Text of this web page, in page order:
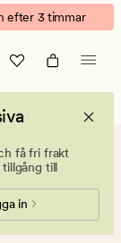
efter 3 timmar
få fri frakt
till
in